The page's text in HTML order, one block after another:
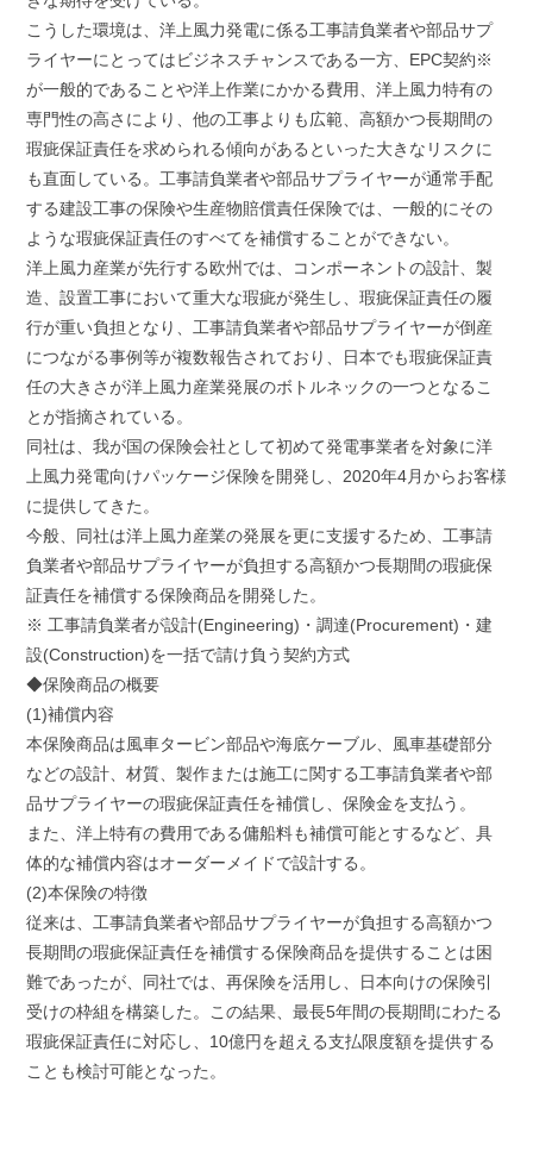
こうした環境は、洋上風力発電に係る工事請負業者や部品サプ
ライヤーにとってはビジネスチャンスである一方、EPC契約※
が一般的であることや洋上作業にかかる費用、洋上風力特有の
専門性の高さにより、他の工事よりも広範、高額かつ長期間の
瑕疵保証責任を求められる傾向があるといった大きなリスクに
も直面している。工事請負業者や部品サプライヤーが通常手配
する建設工事の保険や生産物賠償責任保険では、一般的にその
ような瑕疵保証責任のすべてを補償することができない。
洋上風力産業が先行する欧州では、コンポーネントの設計、製
造、設置工事において重大な瑕疵が発生し、瑕疵保証責任の履
行が重い負担となり、工事請負業者や部品サプライヤーが倒産
につながる事例等が複数報告されており、日本でも瑕疵保証責
任の大きさが洋上風力産業発展のボトルネックの一つとなるこ
とが指摘されている。
同社は、我が国の保険会社として初めて発電事業者を対象に洋
上風力発電向けパッケージ保険を開発し、2020年4月からお客様
に提供してきた。
今般、同社は洋上風力産業の発展を更に支援するため、工事請
負業者や部品サプライヤーが負担する高額かつ長期間の瑕疵保
証責任を補償する保険商品を開発した。
※ 工事請負業者が設計(Engineering)・調達(Procurement)・建
設(Construction)を一括で請け負う契約方式
◆保険商品の概要
(1)補償内容
本保険商品は風車タービン部品や海底ケーブル、風車基礎部分
などの設計、材質、製作または施工に関する工事請負業者や部
品サプライヤーの瑕疵保証責任を補償し、保険金を支払う。
また、洋上特有の費用である傭船料も補償可能とするなど、具
体的な補償内容はオーダーメイドで設計する。
(2)本保険の特徴
従来は、工事請負業者や部品サプライヤーが負担する高額かつ
長期間の瑕疵保証責任を補償する保険商品を提供することは困
難であったが、同社では、再保険を活用し、日本向けの保険引
受けの枠組を構築した。この結果、最長5年間の長期間にわたる
瑕疵保証責任に対応し、10億円を超える支払限度額を提供する
ことも検討可能となった。